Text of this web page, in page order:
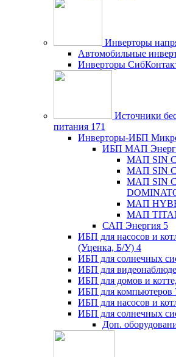
Инверторы
Автомобильные
Инверторы
Источники
питания 171
Инверторы-ИБП
ИБП МАП
МАП SIN
МАП SIN
МАП SIN
МАП
МАП
САП Энергия 5
ИБП для насосов и
(Уценка, Б/У) 4
ИБП для солнечных
ИБП для
ИБП для домов и
ИБП для компьютеров
ИБП для насосов и
ИБП для солнечных
Доп.